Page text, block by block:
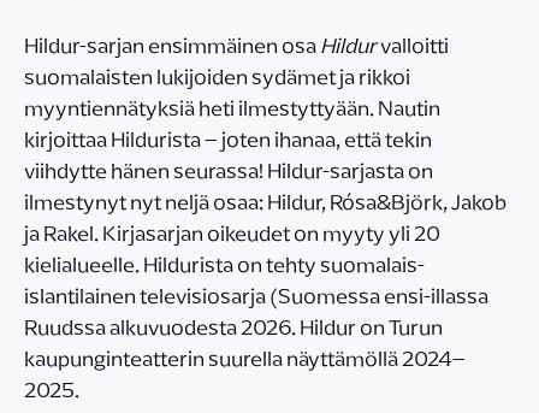
Hildur-sarjan ensimmäinen osaHildurvalloitti
suomalaisten lukijoiden sydämet ja rikkoi
myyntiennätyksiä heti ilmestyttyään. Nautin
kirjoittaa Hildurista – joten ihanaa, että tekin
viihdytte hänen seurassa! Hildur-sarjasta on
ilmestynyt nyt neljä osaa: Hildur, Rósa&Björk, Jakob
ja Rakel. Kirjasarjan oikeudet on myyty yli 20
kielialueelle. Hildurista on tehty suomalais-
islantilainen televisiosarja (Suomessa ensi-illassa
Ruudssa alkuvuodesta 2026. Hildur on Turun
kaupunginteatterin suurella näyttämöllä 2024–
2025.